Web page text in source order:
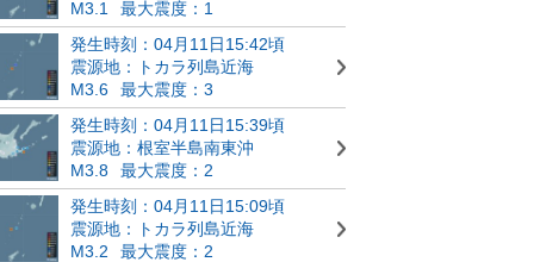
M3.1
最大震度：1
発生時刻：04月11日15:42頃
震源地：トカラ列島近海
M3.6
最大震度：3
発生時刻：04月11日15:39頃
震源地：根室半島南東沖
M3.8
最大震度：2
発生時刻：04月11日15:09頃
震源地：トカラ列島近海
M3.2
最大震度：2